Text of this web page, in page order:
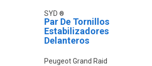
SYD
Par De Tornillos
Estabilizadores
Delanteros
Peugeot Grand Raid